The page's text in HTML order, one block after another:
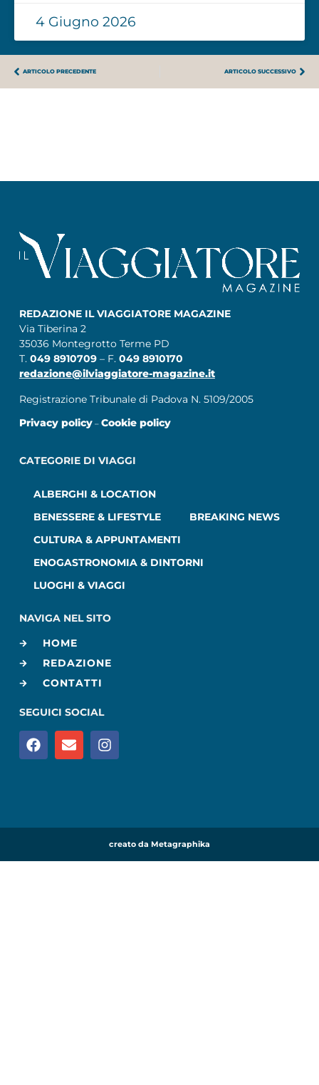
4 Giugno 2026
ARTICOLO PRECEDENTE ARTICOLO SUCCESSIVO
REDAZIONE IL VIAGGIATORE MAGAZINE
Via Tiberina 2
35036 Montegrotto Terme PD
T. 049 8910709 – F. 049 8910170
redazione@ilviaggiatore-magazine.it
Registrazione Tribunale di Padova N. 5109/2005
Privacy policy– Cookie policy
CATEGORIE DI VIAGGI
ALBERGHI & LOCATION
BENESSERE & LIFESTYLE
BREAKING NEWS
CULTURA & APPUNTAMENTI
ENOGASTRONOMIA & DINTORNI
LUOGHI & VIAGGI
NAVIGA NEL SITO
HOME
REDAZIONE
CONTATTI
SEGUICI SOCIAL
creato da Metagraphika